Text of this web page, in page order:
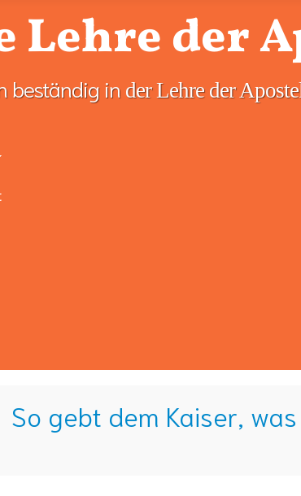
Lehre der
beständig in der Lehre der
So gebt dem Kaiser,